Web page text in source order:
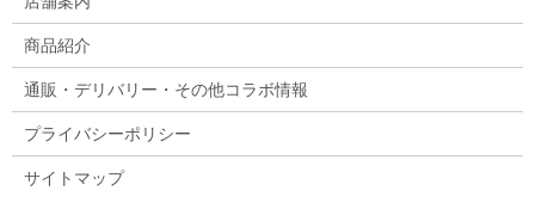
商品紹介
通販・デリバリー・その他コラボ情報
プライバシーポリシー
サイトマップ